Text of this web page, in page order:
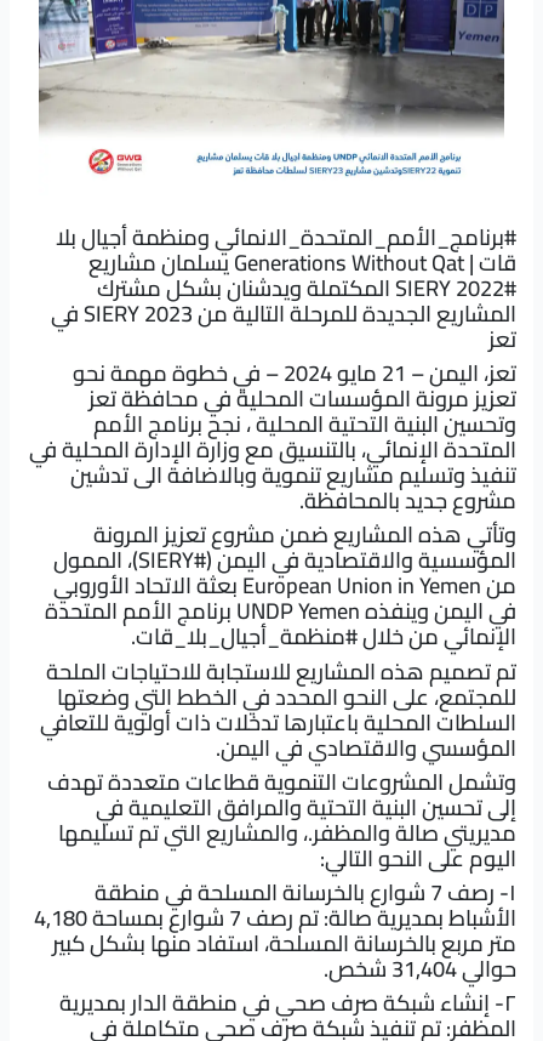
#برنامج_الأمم_المتحدة_الانمائيومنظمةأجيال بلا
قات | Generations Without Qat يسلمان مشاريع
#SIERY 2022 المكتملة ويدشنان بشكل مشترك
المشاريع الجديدة للمرحلة التالية من SIERY 2023 في
تعز
تعز، اليمن – 21 مايو 2024 – في خطوة مهمة نحو
تعزيز مرونة المؤسسات المحلية في محافظة تعز
وتحسين البنية التحتية المحلية ، نجح برنامج الأمم
المتحدة الإنمائي، بالتنسيق مع وزارة الإدارة المحلية في
تنفيذ وتسليم مشاريع تنموية وبالاضافة الى تدشين
مشروع جديد بالمحافظة.
وتأتي هذه المشاريع ضمن مشروع تعزيز المرونة
المؤسسية والاقتصادية في اليمن (#SIERY )، الممول
من European Un ion in Yemen بعثة الاتحاد الأوروبي
في اليمنوينفذهUNDP Yemenبرنامج الأمم المتحدة
الإنمائي من خلال#منظمة_أجيال_بلا_قات.
تم تصميم هذه المشاريع للاستجابة للاحتياجات الملحة
للمجتمع، على النحو المحدد في الخطط التي وضعتها
السلطات المحلية باعتبارها تدخلات ذات أولوية للتعافي
المؤسسي والاقتصادي في اليمن.
وتشمل المشروعات التنموية قطاعات متعددة تهدف
إلى تحسين البنية التحتية والمرافق التعليمية في
مديريتي صالة والمظفر.، والمشاريع التي تم تسليمها
اليوم على النحو التالي:
١- رصف 7 شوارع بالخرسانة المسلحة في منطقة
الأشباط بمديرية صالة: تم رصف 7 شوارع بمساحة 4,180
متر مربع بالخرسانة المسلحة، استفاد منها بشكل كبير
حوالي 31,404 شخص.
٢- إنشاء شبكة صرف صحي في منطقة الدار بمديرية
المظفر: تم تنفيذ شبكة صرف صحي متكاملة في